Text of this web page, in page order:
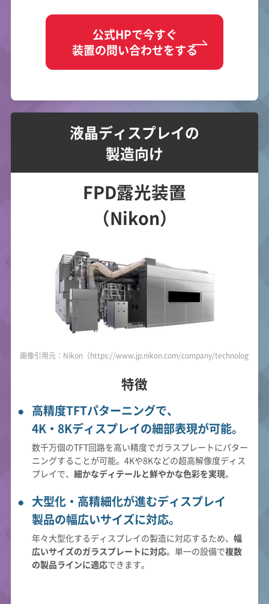
公式HPで今すぐ
装置の問い合わせをする
液晶ディスプレイの
製造向け
FPD露光装置
（Nikon）
画像引用元：Nikon（https://www.jp.nikon.com/company/technology/
特徴
高精度TFTパターニングで、
4K・8Kディスプレイの細部表現が可能。
数千万個のTFT回路を高い精度でガラスプレートにパター
ニングすることが可能。4Kや8Kなどの超高解像度ディス
プレイで、 細かなディテールと鮮やかな色彩を実現。
大型化・高精細化が進むディスプレイ
製品の幅広いサイズに対応。
年々大型化するディスプレイの製造に対応するため、 幅
広いサイズのガラスプレートに対応。単一の設備で複数
の製品ラインに適応できます。